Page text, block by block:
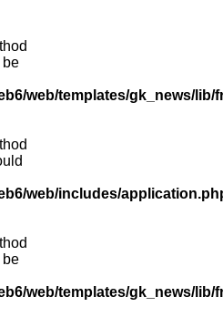
be
web/templates/gk_news/
web/includes/
be
web/templates/gk_news/